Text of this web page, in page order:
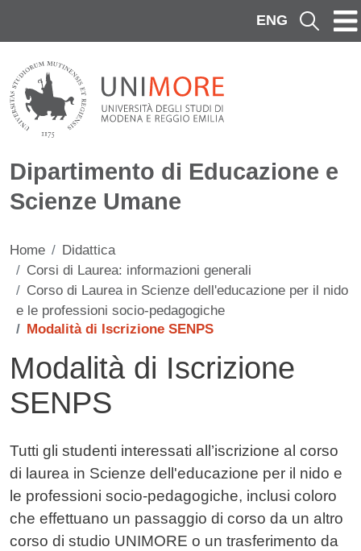
ENG Cerca
Dipartimento di Educazione e
Scienze Umane
Home
Didattica
Corsi di Laurea: informazioni generali
Corso di Laurea in Scienze dell'educazione per il nido
e le professioni socio-pedagogiche
Modalità di Iscrizione SENPS
Modalità di Iscrizione
SENPS
Contenuto
Tutti gli studenti interessati all’iscrizione al corso
di laurea in Scienze dell'educazione per il nido e
le professioni socio-pedagogiche, inclusi coloro
che effettuano un passaggio di corso da un altro
corso di studio UNIMORE o un trasferimento da